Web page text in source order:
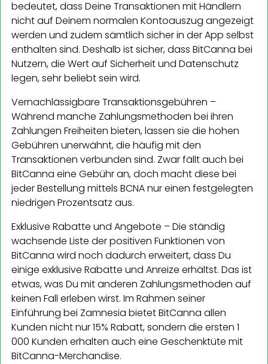
bedeutet, dass Deine Transaktionen mit Händlern
nicht auf Deinem normalen Kontoauszug angezeigt
werden und zudem sämtlich sicher in der App selbst
enthalten sind. Deshalb ist sicher, dass BitCanna bei
Nutzern, die Wert auf Sicherheit und Datenschutz
legen, sehr beliebt sein wird.
Vernachlässigbare Transaktionsgebühren –
Während manche Zahlungsmethoden bei ihren
Zahlungen Freiheiten bieten, lassen sie die hohen
Gebühren unerwähnt, die häufig mit den
Transaktionen verbunden sind. Zwar fällt auch bei
BitCanna eine Gebühr an, doch macht diese bei
jeder Bestellung mittels BCNA nur einen festgelegten
niedrigen Prozentsatz aus.
Exklusive Rabatte und Angebote – Die ständig
wachsende Liste der positiven Funktionen von
BitCanna wird noch dadurch erweitert, dass Du
einige exklusive Rabatte und Anreize erhältst. Das ist
etwas, was Du mit anderen Zahlungsmethoden auf
keinen Fall erleben wirst. Im Rahmen seiner
Einführung bei Zamnesia bietet BitCanna allen
Kunden nicht nur 15% Rabatt, sondern die ersten 1
000 Kunden erhalten auch eine Geschenktüte mit
BitCanna-Merchandise.